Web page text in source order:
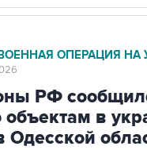
ОПЕРАЦИЯ НА
РФ
объектам в
Одесской